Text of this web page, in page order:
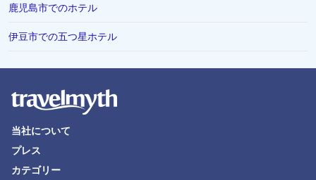
北見市でのホテル
島根県でのホテル
西宮市でのホテル
Kujukuriでのホテル
鹿児島市でのホテル
伊豆市での五つ星ホテル
当社について
プレス
カテゴリー